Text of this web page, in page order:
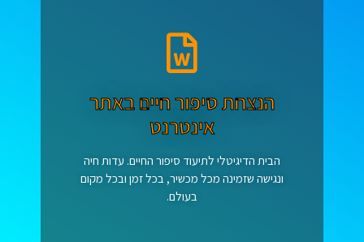
הנצחת סיפור חיים באתר
אינטרנט
הבית הדיגיטלי לתיעוד סיפור החיים. עדות חיה
ונגישה שזמינה מכל מכשיר, בכל זמן ובכל מקום
בעולם.